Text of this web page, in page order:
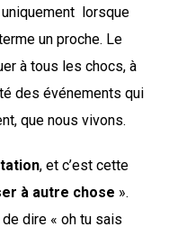
lorsque
un proche. Le
à tous les chocs, à
des événements qui
que nous vivons.
, et c’est cette
à autre chose ».
dire « oh tu sais